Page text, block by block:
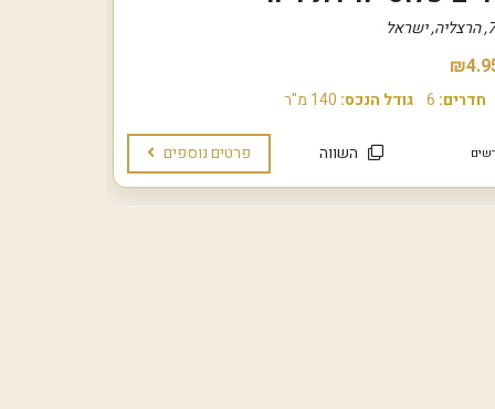
חדרים: 6 גודל הנכס: 140 מ"ר
פרטים נוספים